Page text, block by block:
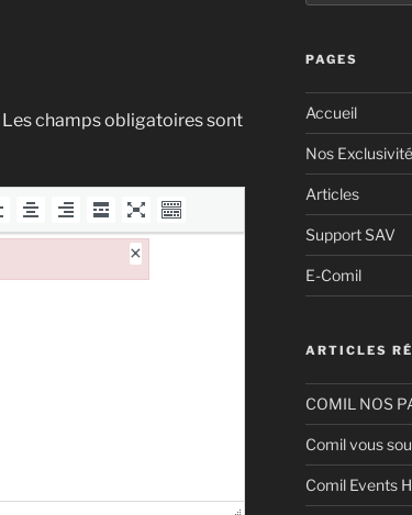
Les champs obligatoires sont
PAGES
Accueil
Nos
Articles
Support SAV
E-Comil
ARTICLES
COMIL NOS
Comil vous
Comil Events
×